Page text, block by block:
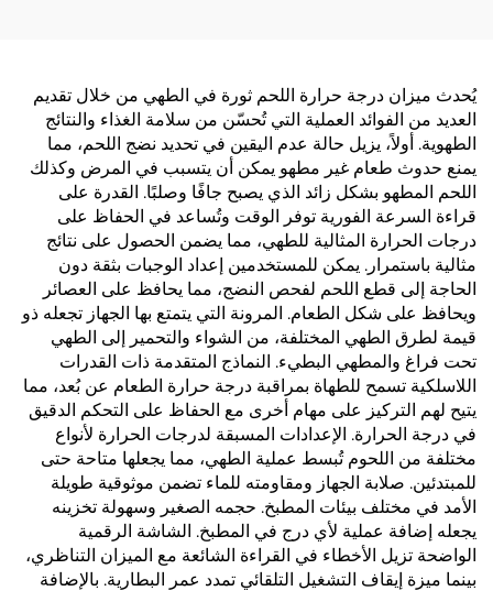
يُحدث ميزان درجة حرارة اللحم ثورة في الطهي من خلال تقديم
العديد من الفوائد العملية التي تُحسّن من سلامة الغذاء والنتائج
الطهوية. أولاً، يزيل حالة عدم اليقين في تحديد نضج اللحم، مما
يمنع حدوث طعام غير مطهو يمكن أن يتسبب في المرض وكذلك
اللحم المطهو بشكل زائد الذي يصبح جافًا وصلبًا. القدرة على
قراءة السرعة الفورية توفر الوقت وتُساعد في الحفاظ على
درجات الحرارة المثالية للطهي، مما يضمن الحصول على نتائج
مثالية باستمرار. يمكن للمستخدمين إعداد الوجبات بثقة دون
الحاجة إلى قطع اللحم لفحص النضج، مما يحافظ على العصائر
ويحافظ على شكل الطعام. المرونة التي يتمتع بها الجهاز تجعله ذو
قيمة لطرق الطهي المختلفة، من الشواء والتحمير إلى الطهي
تحت فراغ والمطهي البطيء. النماذج المتقدمة ذات القدرات
اللاسلكية تسمح للطهاة بمراقبة درجة حرارة الطعام عن بُعد، مما
يتيح لهم التركيز على مهام أخرى مع الحفاظ على التحكم الدقيق
في درجة الحرارة. الإعدادات المسبقة لدرجات الحرارة لأنواع
مختلفة من اللحوم تُبسط عملية الطهي، مما يجعلها متاحة حتى
للمبتدئين. صلابة الجهاز ومقاومته للماء تضمن موثوقية طويلة
الأمد في مختلف بيئات المطبخ. حجمه الصغير وسهولة تخزينه
يجعله إضافة عملية لأي درج في المطبخ. الشاشة الرقمية
الواضحة تزيل الأخطاء في القراءة الشائعة مع الميزان التناظري،
بينما ميزة إيقاف التشغيل التلقائي تمدد عمر البطارية. بالإضافة